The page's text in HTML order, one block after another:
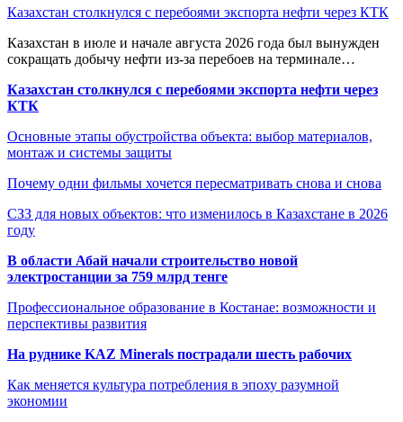
Казахстан столкнулся с перебоями экспорта нефти через КТК
Казахстан в июле и начале августа 2026 года был вынужден
сокращать добычу нефти из-за перебоев на терминале…
Казахстан столкнулся с перебоями экспорта нефти через
КТК
Основные этапы обустройства объекта: выбор материалов,
монтаж и системы защиты
Почему одни фильмы хочется пересматривать снова и снова
СЗЗ для новых объектов: что изменилось в Казахстане в 2026
году
В области Абай начали строительство новой
электростанции за 759 млрд тенге
Профессиональное образование в Костанае: возможности и
перспективы развития
На руднике KAZ Minerals пострадали шесть рабочих
Как меняется культура потребления в эпоху разумной
экономии